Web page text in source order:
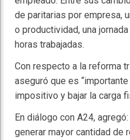
de paritarias por empresa,
o productividad, una
horas trabajadas.
Con respecto a la reforma
aseguró que es
impositivo y bajar la carga
En diálogo con A24,
generar mayor cantidad de